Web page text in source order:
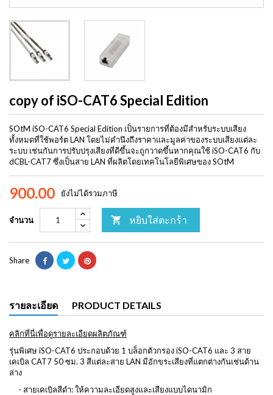
copy of iSO-CAT6 Special Edition
SOtM iSO-CAT6 Special Edition เป็นรายการที่ต้องมีสำหรับระบบเสียง
ทั้งหมดที่ใช้พอร์ต LAN โดยไม่คำนึงถึงราคาและมูลค่าของระบบเสียงแต่ละ
ระบบ เช่นกันการปรับปรุงเสียงที่ดีขึ้นจะถูกวาดขึ้นหากคุณใช้ iSO-CAT6 กับ
dCBL-CAT7 ซึ่งเป็นสาย LAN ที่ผลิตโดยเทคโนโลยีพิเศษของ SOtM
900.00 ยังไม่ได้รวมภาษี
จำนวน  หยิบใส่ตะกร้า
Share
รายละเอียด PRODUCT DETAILS
คลิกที่นี่เพื่อดูรายละเอียดผลิตภัณฑ์
รุ่นพิเศษ iSO-CAT6 ประกอบด้วย 1 บล็อกตัวกรอง iSO-CAT6 และ 3 สาย
เคเบิล CAT7 50 ซม. 3 สีแต่ละสาย LAN มีอักขระเสียงที่แตกต่างกันเช่นด้าน
ล่าง
- สายเคเบิลสีดำ: ให้ความละเอียดสูงและเสียงแบบไดนามิก